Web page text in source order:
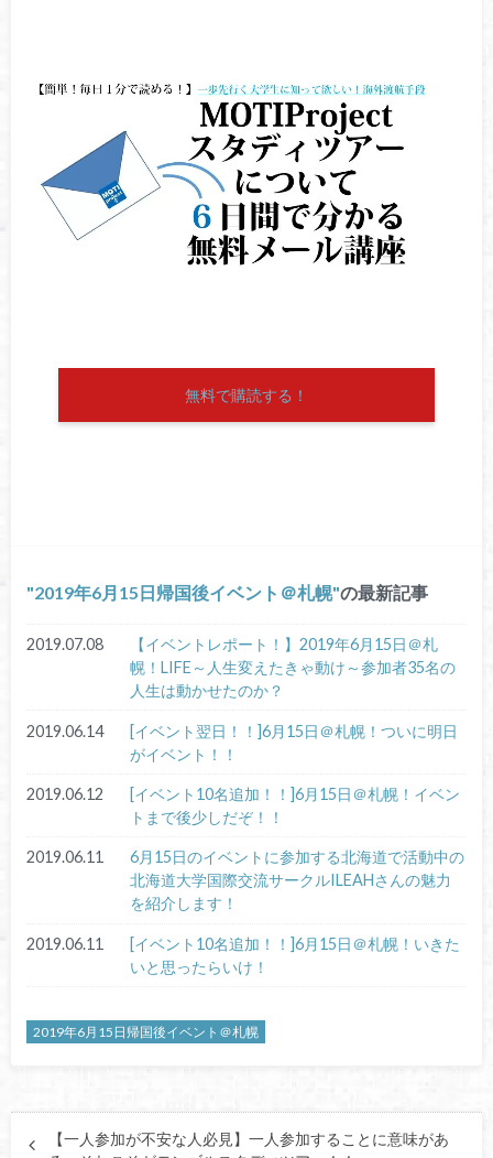
無料で購読する！
2019年6月15日帰国後イベント＠札幌 の最新記事
2019.07.08
【イベントレポート！】2019年6月15日＠札
幌！LIFE～人生変えたきゃ動け～参加者35名の
人生は動かせたのか？
2019.06.14
[イベント翌日！！]6月15日＠札幌！ついに明日
がイベント！！
2019.06.12
[イベント10名追加！！]6月15日＠札幌！イベン
トまで後少しだぞ！！
2019.06.11
6月15日のイベントに参加する北海道で活動中の
北海道大学国際交流サークルILEAHさんの魅力
を紹介します！
2019.06.11
[イベント10名追加！！]6月15日＠札幌！いきた
いと思ったらいけ！
2019年6月15日帰国後イベント＠札幌
【一人参加が不安な人必見】一人参加することに意味があ